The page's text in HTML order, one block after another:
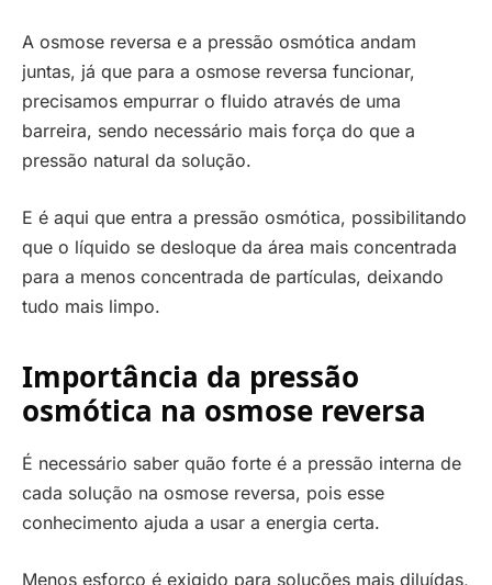
A osmose reversa e a pressão osmótica andam
juntas, já que para a osmose reversa funcionar,
precisamos empurrar o fluido através de uma
barreira, sendo necessário mais força do que a
pressão natural da solução.
E é aqui que entra a pressão osmótica, possibilitando
que o líquido se desloque da área mais concentrada
para a menos concentrada de partículas, deixando
tudo mais limpo.
Importância da pressão
osmótica na osmose reversa
É necessário saber quão forte é a pressão interna de
cada solução na osmose reversa, pois esse
conhecimento ajuda a usar a energia certa.
Menos esforço é exigido para soluções mais diluídas,